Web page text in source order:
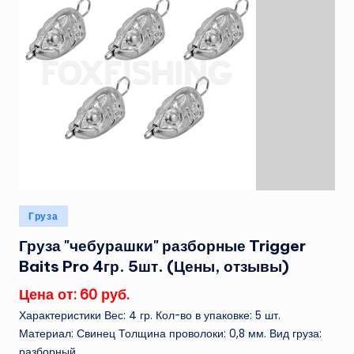
Опубликовано
в
Груза
Груза "чебурашки" разборные Trigger
Baits Pro 4гр. 5шт. (Цены, отзывы)
Цена от: 60 руб.
Характеристики Вес: 4 гр. Кол-во в упаковке: 5 шт.
Материал: Свинец Толщина проволоки: 0,8 мм. Вид груза: